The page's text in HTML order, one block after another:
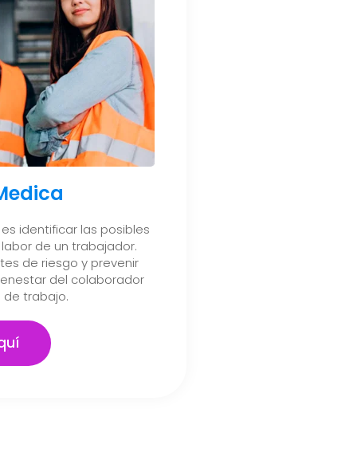
identificar las posibles
de un trabajador.
de riesgo y prevenir
del colaborador
trabajo.